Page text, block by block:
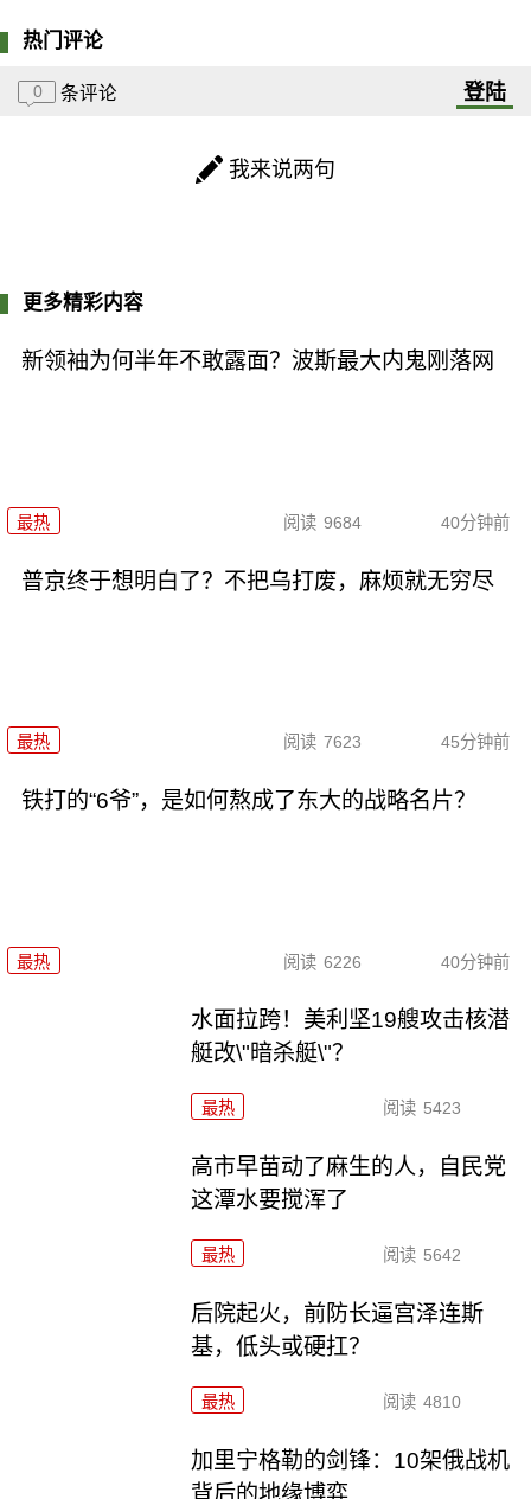
热门评论
0 条评论 登陆
我来说两句
更多精彩内容
新领袖为何半年不敢露面？波斯最大内鬼刚落网
最热 阅读 9684 40分钟前
普京终于想明白了？不把乌打废，麻烦就无穷尽
最热 阅读 7623 45分钟前
铁打的“6爷”，是如何熬成了东大的战略名片？
最热 阅读 6226 40分钟前
水面拉跨！美利坚19艘攻击核潜
艇改\"暗杀艇\"？
最热 阅读 5423
高市早苗动了麻生的人，自民党
这潭水要搅浑了
最热 阅读 5642
后院起火，前防长逼宫泽连斯
基，低头或硬扛？
最热 阅读 4810
加里宁格勒的剑锋：10架俄战机
背后的地缘博弈